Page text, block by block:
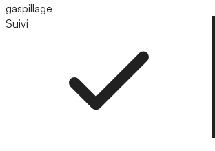
gaspillage
Suivi